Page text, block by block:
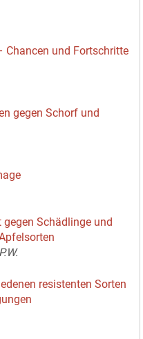
Chancen und Fortschritte
gegen Schorf und
Schädlinge und
resistenten Sorten